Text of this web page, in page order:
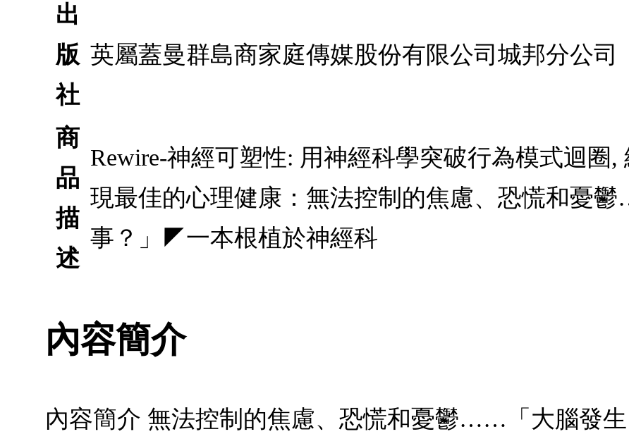
出
版
社
英屬蓋曼群島商家庭傳媒股份有限公司城邦分公司
商
品
描
述
Rewire-神經可塑性: 用神經科學突破行為模式迴圈
現最佳的心理健康：無法控制的焦慮、恐慌和憂
事？」◤一本根植於神經科
內容簡介
內容簡介 無法控制的焦慮、恐慌和憂鬱……「大腦發